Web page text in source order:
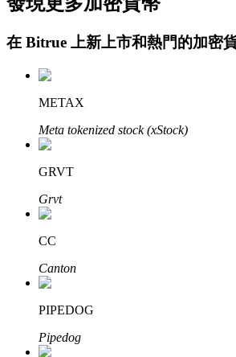
輕鬆獲得多重福利
借貸寶
借貸數字貨幣，及時且安全的服務
在 Bitrue 上新上市和熱門的加密
METAX
Meta tokenized stock (xStock)
GRVT
Grvt
CC
Canton
PIPEDOG
Pipedog